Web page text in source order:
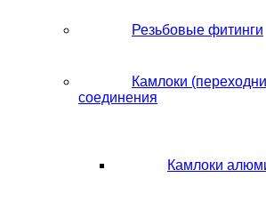
Резьбовые фитинги
Камлоки
соединения
Камлоки